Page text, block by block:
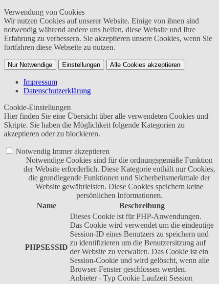
Verwendung von Cookies
Wir nutzen Cookies auf unserer Website. Einige von ihnen sind
notwendig während andere uns helfen, diese Website und Ihre
Erfahrung zu verbessern. Sie akzeptieren unsere Cookies, wenn Sie
fortfahren diese Webseite zu nutzen.
Nur Notwendige Einstellungen Alle Cookies akzeptieren
Impressum
Datenschutzerklärung
Cookie-Einstellungen
Hier finden Sie eine Übersicht über alle verwendeten Cookies und
Skripte. Sie haben die Möglichkeit folgende Kategorien zu
akzeptieren oder zu blockieren.
Notwendig Immer akzeptieren
Notwendige Cookies sind für die ordnungsgemäße Funktion
der Website erforderlich. Diese Kategorie enthält nur Cookies,
die grundlegende Funktionen und Sicherheitsmerkmale der
Website gewährleisten. Diese Cookies speichern keine
persönlichen Informationen.
Name
Beschreibung
PHPSESSID
Dieses Cookie ist für PHP-Anwendungen.
Das Cookie wird verwendet um die eindeutige
Session-ID eines Benutzers zu speichern und
zu identifizieren um die Benutzersitzung auf
der Website zu verwalten. Das Cookie ist ein
Session-Cookie und wird gelöscht, wenn alle
Browser-Fenster geschlossen werden.
Anbieter - Typ Cookie Laufzeit Session